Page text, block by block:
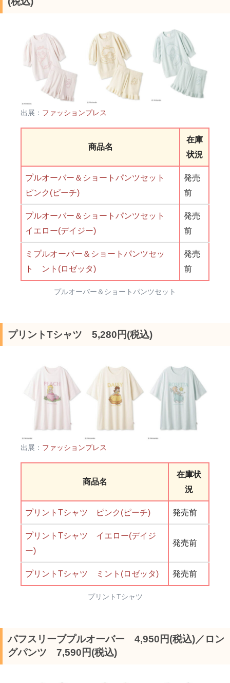
出展： ファッションプレス
商品名
在庫
状況
プルオーバー＆ショートパンツセット
ピンク(ピーチ)
発売
前
プルオーバー＆ショートパンツセット
イエロー(デイジー)
発売
前
ミプルオーバー＆ショートパンツセッ
ト ント(ロゼッタ)
発売
前
プルオーバー＆ショートパンツセット
プリントTシャツ 5,280円(税込)
出展： ファッションプレス
商品名
在庫状
況
プリントTシャツ ピンク(ピーチ) 発売前
プリントTシャツ イエロー(デイジ
ー)
発売前
プリントTシャツ ミント(ロゼッタ) 発売前
プリントTシャツ
パフスリーブプルオーバー 4,950円(税込)／ロン
グパンツ 7,590円(税込)